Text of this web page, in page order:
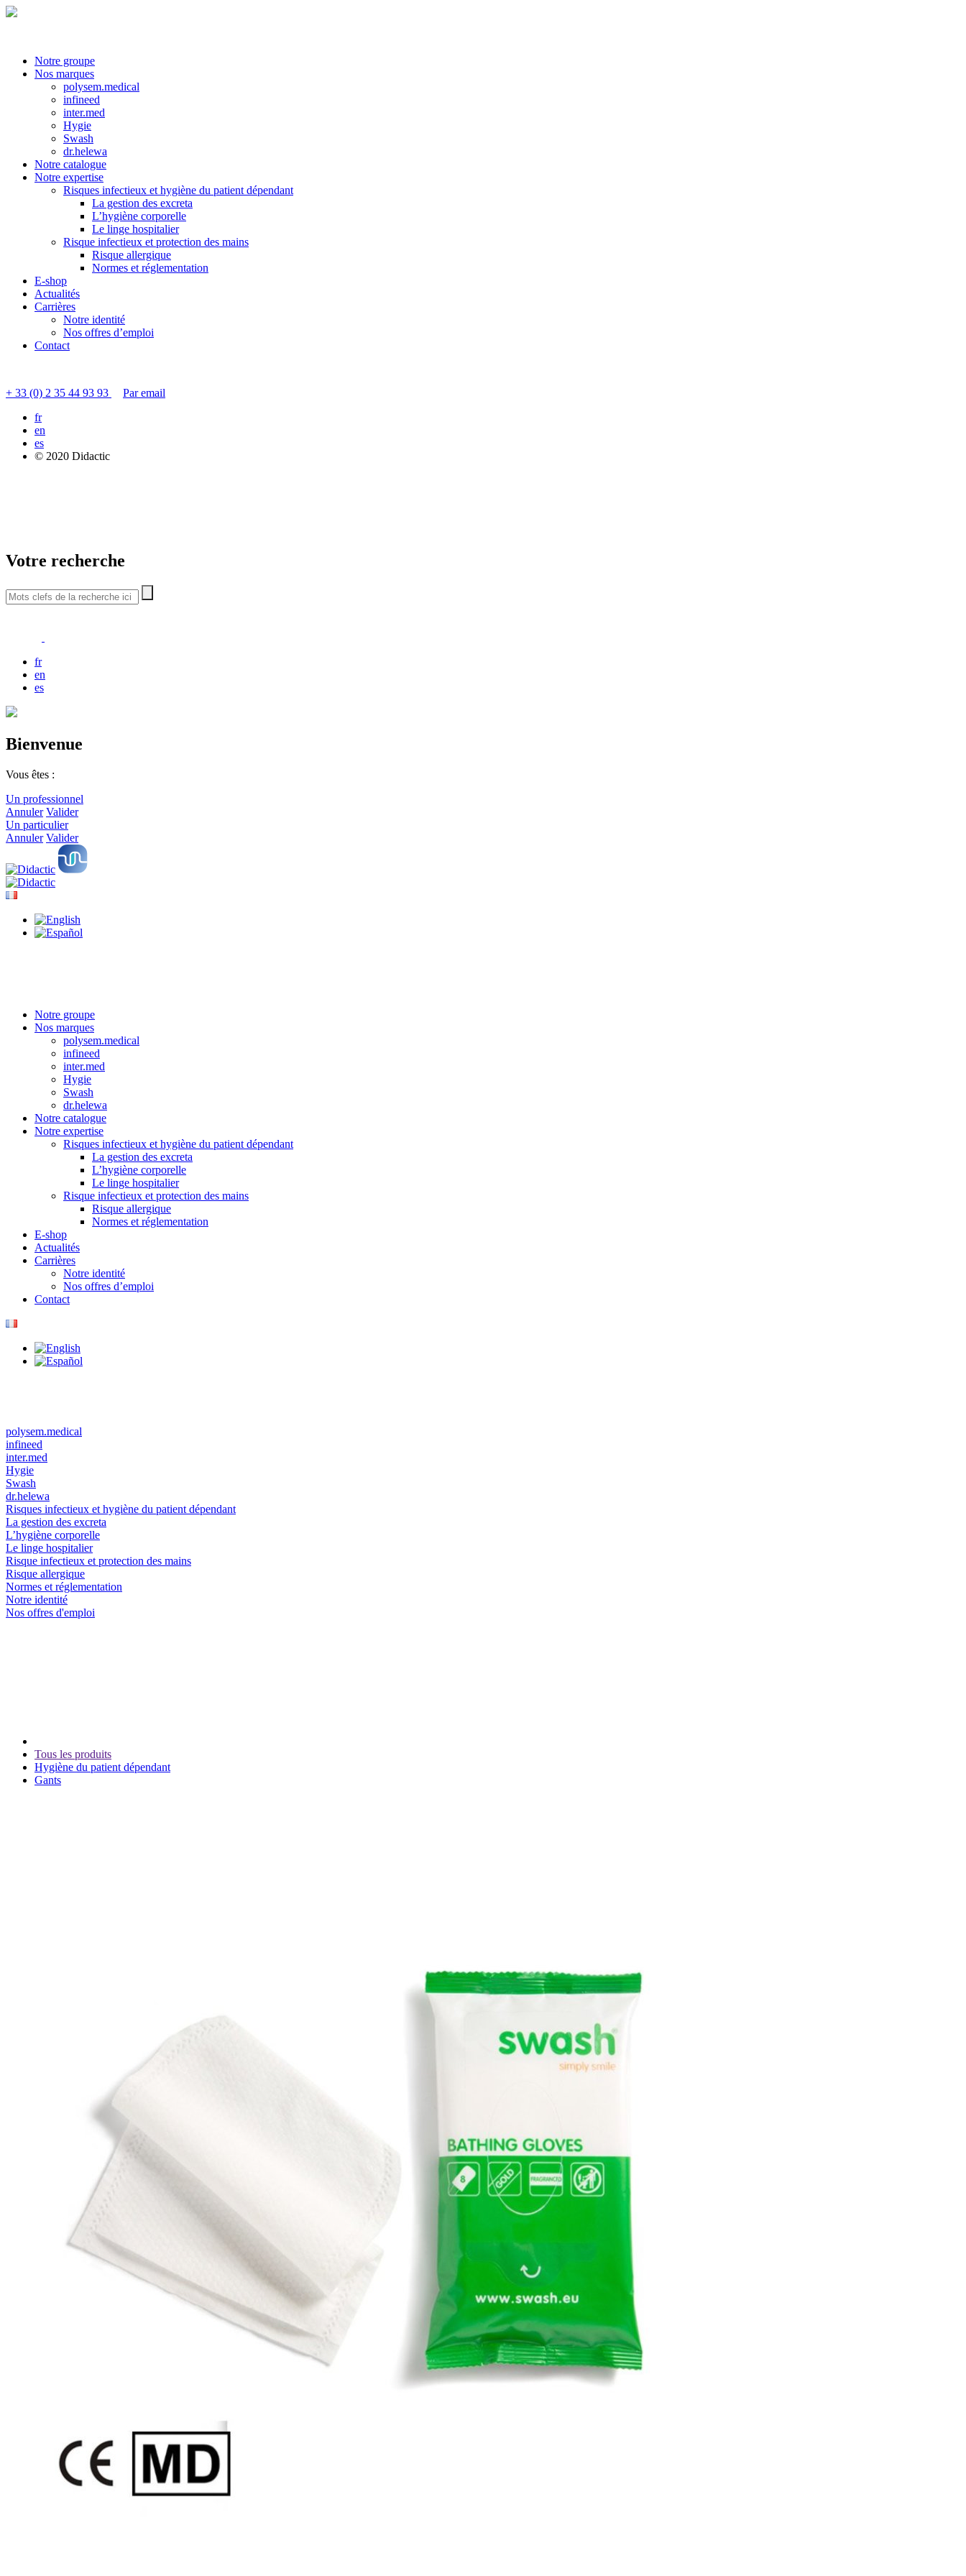
Notre groupe
Nos marques
polysem.medical
infineed
inter.med
Hygie
Swash
dr.helewa
Notre catalogue
Notre expertise
Risques infectieux et hygiène du patient dépendant
La gestion des excreta
L’hygiène corporelle
Le linge hospitalier
Risque infectieux et protection des mains
Risque allergique
Normes et réglementation
E-shop
Actualités
Carrières
Notre identité
Nos offres d’emploi
Contact
+ 33 (0) 2 35 44 93 93
Par email
fr
en
es
© 2020 Didactic
Votre recherche
fr
en
es
Bienvenue
Vous êtes :
Un professionnel
Annuler Valider
Un particulier
Annuler Valider
Notre groupe
Nos marques
polysem.medical
infineed
inter.med
Hygie
Swash
dr.helewa
Notre catalogue
Notre expertise
Risques infectieux et hygiène du patient dépendant
La gestion des excreta
L’hygiène corporelle
Le linge hospitalier
Risque infectieux et protection des mains
Risque allergique
Normes et réglementation
E-shop
Actualités
Carrières
Notre identité
Nos offres d’emploi
Contact
polysem.medical
infineed
inter.med
Hygie
Swash
dr.helewa
Risques infectieux et hygiène du patient dépendant
La gestion des excreta
L’hygiène corporelle
Le linge hospitalier
Risque infectieux et protection des mains
Risque allergique
Normes et réglementation
Notre identité
Nos offres d'emploi
Tous les produits
Hygiène du patient dépendant
Gants